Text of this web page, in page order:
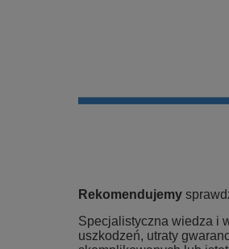
Rekomendujemy
Specjalistyczna wiedza i
uszkodzeń, utraty